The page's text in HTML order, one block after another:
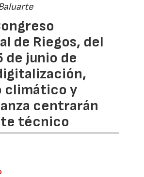
de Riegos, del
de junio de
climático y
centrarán
técnico